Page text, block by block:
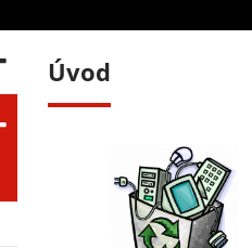
Úvod